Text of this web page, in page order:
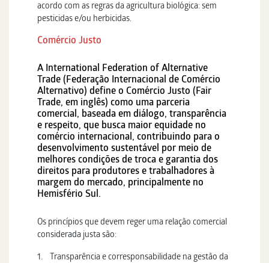
acordo com as regras da agricultura biológica: sem
pesticidas e/ou herbicidas.
Comércio Justo
A International Federation of Alternative
Trade (Federação Internacional de Comércio
Alternativo) define o Comércio Justo (Fair
Trade, em inglês) como uma parceria
comercial, baseada em diálogo, transparência
e respeito, que busca maior equidade no
comércio internacional, contribuindo para o
desenvolvimento sustentável por meio de
melhores condições de troca e garantia dos
direitos para produtores e trabalhadores à
margem do mercado, principalmente no
Hemisfério Sul.
Os princípios que devem reger uma relação comercial
considerada justa são:
1. Transparência e corresponsabilidade na gestão da